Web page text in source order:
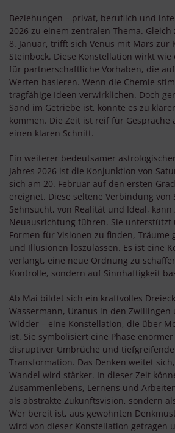
Beziehungen – privat, beruflich und
2026 zu einem zentralen Thema. Gleich
8. Januar, trifft sich Venus mit Mars zur
Steinbock. Diese Konstellation wirkt
für partnerschaftliche Vorhaben, die
Werten basieren. Wenn die Chemie
tragfähige Ideen verwirklichen. Doch
Sand im Getriebe ist, könnte es zu
kommen. Die Zeit ist reif für Gespräche
einen klaren Schnitt.
Ein weiterer bedeutsamer
Jahres 2026 ist die Konjunktion von
sich am 20. Februar auf den ersten
ereignet. Diese seltene Verbindung von
Sehnsucht, von Realität und Ideal,
Neuausrichtung führen. Sie unterstützt
Formen für Visionen zu finden, Träume
und Illusionen loszulassen. Es ist eine
verlangt, eine neue Ordnung zu
Kontrolle, sondern auf Sinnhaftigkeit
Ab Mai bildet sich ein kraftvolles
Wassermann, Uranus in den
Widder – eine Konstellation, die über
ist. Sie symbolisiert eine Phase
disruptiver Umbrüche und
Transformation. Das Denken weitet
Wandel wird stärker. In dieser Zeit
Zusammenlebens, Lernens und
als abstrakte Zukunftsvision, sondern
Wer bereit ist, aus gewohnten
wird von dieser Konstellation getragen